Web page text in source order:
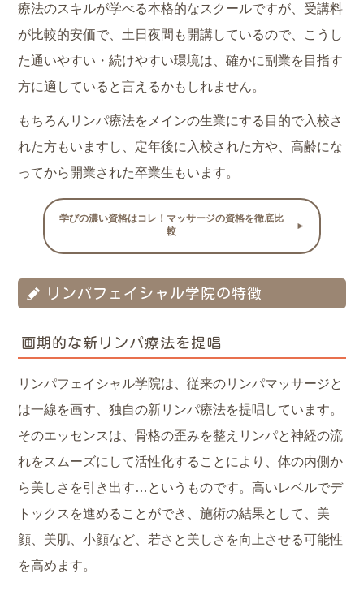
療法のスキルが学べる本格的なスクールですが、受講料
が比較的安価で、土日夜間も開講しているので、こうし
た通いやすい・続けやすい環境は、確かに副業を目指す
方に適していると言えるかもしれません。
もちろんリンパ療法をメインの生業にする目的で入校さ
れた方もいますし、定年後に入校された方や、高齢にな
ってから開業された卒業生もいます。
学びの濃い資格はコレ！マッサージの資格を徹底比
較
リンパフェイシャル学院の特徴
画期的な新リンパ療法を提唱
リンパフェイシャル学院は、従来のリンパマッサージと
は一線を画す、独自の新リンパ療法を提唱しています。
そのエッセンスは、骨格の歪みを整えリンパと神経の流
れをスムーズにして活性化することにより、体の内側か
ら美しさを引き出す…というものです。高いレベルでデ
トックスを進めることができ、施術の結果として、美
顔、美肌、小顔など、若さと美しさを向上させる可能性
を高めます。